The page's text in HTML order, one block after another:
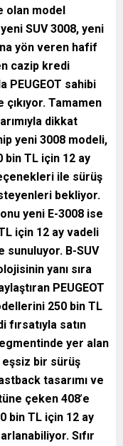
olan model
yeni SUV 3008, yeni
yön veren hafif
cazip kredi
PEUGEOT sahibi
çıkıyor. Tamamen
dikkat
yeni 3008 modeli,
TL için 12 ay
ile sürüş
bekliyor.
yeni E-3008 ise
için 12 ay vadeli
sunuluyor. B-SUV
yanı sıra
PEUGEOT
250 bin TL
satın
yer alan
bir sürüş
tasarımı ve
çeken 408’e
bin TL için 12 ay
Sıfır